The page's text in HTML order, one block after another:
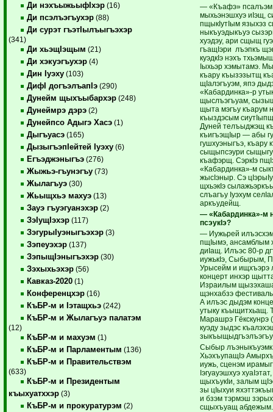
Ди нэхъыжьыфIхэр (16)
Ди псэлъэгъухэр (88)
Ди сурэт гъэтIылъыгъэхэр
(341)
Ди хьэщIэщым (21)
Ди хэкуэгъухэр (4)
Дин Iуэху (103)
ДифI догъэлъапIэ (290)
Дунейм щыхъыбархэр (248)
Дунеймрэ дэрэ (2)
Дунейпсо Адыгэ Хасэ (1)
Дыгъуасэ (165)
ДызыгъэпIейтей Iуэху (6)
Егъэджэныгъэ (276)
Жыжьэ-гъунэгъу (73)
Жылагъуэ (30)
Жьыщхьэ махуэ (13)
Зауэ гъуэгуанэхэр (2)
ЗэIущIэхэр (117)
ЗэгурыIуэныгъэхэр (3)
Зэпеуэхэр (137)
ЗэпыщIэныгъэхэр (30)
Зэхыхьэхэр (56)
Кавказ-2020 (1)
Конференцхэр (16)
КъБР-м и Iэтащхьэ (242)
КъБР-м и Жылагъуэ палатэм
(12)
КъБР-м и махуэм (1)
КъБР-м и Парламентым (136)
КъБР-м и Правительствэм
(633)
КъБР-м и Президентым
къыхуатххэр (3)
КъБР-м и прокуратурэм (2)
— «Къафэ» псалъэм
мыхьэнэшхуэ иIэщ,
пщыкIутIым языхэз
ныкъуэдыкъуэ
хуэдэу, ари сщыщ
гъащIэри лъэпкъ
куэдкIэ нэхъ
Iыхьэр хэмытамэ.
къару къызэзытщ
щIалэгъуэм, япэ
«Кабардинка»-р
щыслъэгъуам,
щыта мэгъу къарум
къыздэсым
Дуней телъыджэщ
къигъэщIыр — абы
гушхуэныгъэ, къару
сыщыпсэури
къафэрщ. СэркIэ
«Кабардинка»-м
жысIэныр. Сэ
щхьэкIэ
слъагъу Iуэхум
аркъудейщ.
— «Кабардинка»-м
псэукIэ?
— Иужьрей илъэсхэм
пщIымэ, ансамблым
диIащ. Илъэс 80-р
иужькIэ, Сыбырым,
Урысейм и ищхъэрэ
концерт инхэр
Израилым
щэнхабзэ
А илъэс дыдэм
утыку къыщитхьащ.
Марашрэ Гёкскунрэ
куэду зыдэс
Сыбыр
ХьэхъупащIэ
иужь, сценэм
Iэгуауэшхуэ
щыхъукIи, залым
зы цIыхуи
и бзэм тэрмэш
сщыхъуащ абдежым.